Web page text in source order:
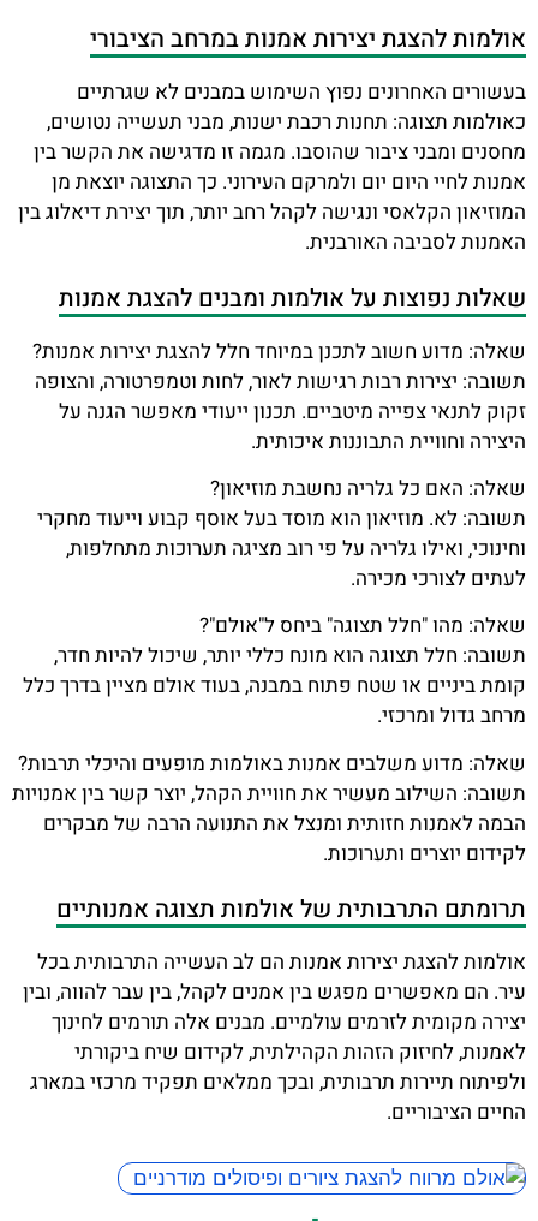
אולמות להצגת יצירות אמנות במרחב הציבורי
בעשורים האחרונים נפוץ השימוש במבנים לא שגרתיים
כאולמות תצוגה: תחנות רכבת ישנות, מבני תעשייה נטושים,
מחסנים ומבני ציבור שהוסבו. מגמה זו מדגישה את הקשר בין
אמנות לחיי היום יום ולמרקם העירוני. כך התצוגה יוצאת מן
המוזיאון הקלאסי ונגישה לקהל רחב יותר, תוך יצירת דיאלוג בין
האמנות לסביבה האורבנית.
שאלות נפוצות על אולמות ומבנים להצגת אמנות
שאלה: מדוע חשוב לתכנן במיוחד חלל להצגת יצירות אמנות?
תשובה: יצירות רבות רגישות לאור, לחות וטמפרטורה, והצופה
זקוק לתנאי צפייה מיטביים. תכנון ייעודי מאפשר הגנה על
היצירה וחוויית התבוננות איכותית.
שאלה: האם כל גלריה נחשבת מוזיאון?
תשובה: לא. מוזיאון הוא מוסד בעל אוסף קבוע וייעוד מחקרי
וחינוכי, ואילו גלריה על פי רוב מציגה תערוכות מתחלפות,
לעתים לצורכי מכירה.
שאלה: מהו "חלל תצוגה" ביחס ל"אולם"?
תשובה: חלל תצוגה הוא מונח כללי יותר, שיכול להיות חדר,
קומת ביניים או שטח פתוח במבנה, בעוד אולם מציין בדרך כלל
מרחב גדול ומרכזי.
שאלה: מדוע משלבים אמנות באולמות מופעים והיכלי תרבות?
תשובה: השילוב מעשיר את חוויית הקהל, יוצר קשר בין אמנויות
הבמה לאמנות חזותית ומנצל את התנועה הרבה של מבקרים
לקידום יוצרים ותערוכות.
תרומתם התרבותית של אולמות תצוגה אמנותיים
אולמות להצגת יצירות אמנות הם לב העשייה התרבותית בכל
עיר. הם מאפשרים מפגש בין אמנים לקהל, בין עבר להווה, ובין
יצירה מקומית לזרמים עולמיים. מבנים אלה תורמים לחינוך
לאמנות, לחיזוק הזהות הקהילתית, לקידום שיח ביקורתי
ולפיתוח תיירות תרבותית, ובכך ממלאים תפקיד מרכזי במארג
החיים הציבוריים.